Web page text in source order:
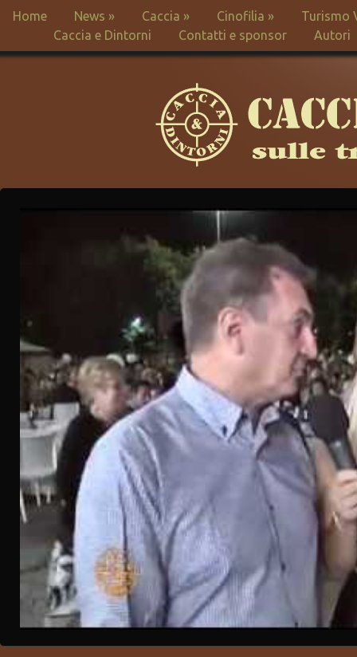
Home News » Caccia » Cinofilia »
Turismo
Caccia e Dintorni
Contatti e sponsor Autori